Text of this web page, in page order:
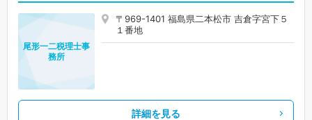
〒969-1401 福島県二本松市 吉倉字宮下５
１番地
尾形一二税理士事
務所
詳細を見る